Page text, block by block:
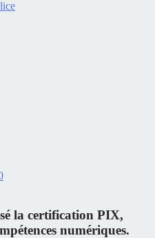
la certification PIX,
numériques.